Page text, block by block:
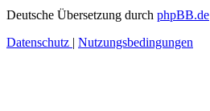
Deutsche Übersetzung durch phpBB.de
Datenschutz | Nutzungsbedingungen